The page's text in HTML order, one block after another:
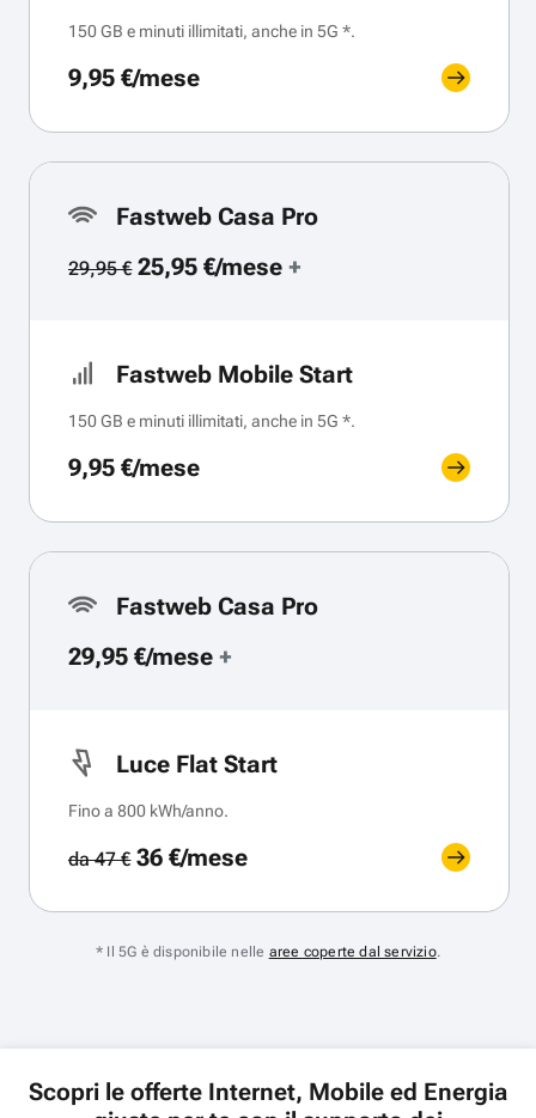
150 GB e minuti illimitati, anche in 5G *.
9,95 €/mese
Fastweb Casa Pro
29,95 €25,95 €/mese+
Fastweb Mobile Start
150 GB e minuti illimitati, anche in 5G *.
9,95 €/mese
Fastweb Casa Pro
29,95 €/mese +
Luce Flat Start
Fino a 800 kWh/anno.
da 47 €36 €/mese
* Il 5G è disponibile nelle aree coperte dal servizio.
Scopri le offerte Internet, Mobile ed Energia